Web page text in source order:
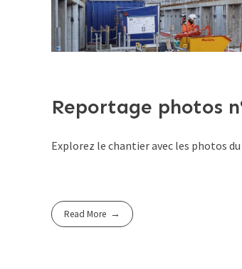
Reportage photos
Explorez le chantier avec les photos
Read More